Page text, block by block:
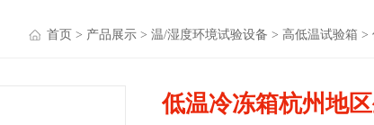
首页 > 产品展示 > 温/湿度环境试验设备 > 高低温试验箱 >
低温冷冻箱杭州地